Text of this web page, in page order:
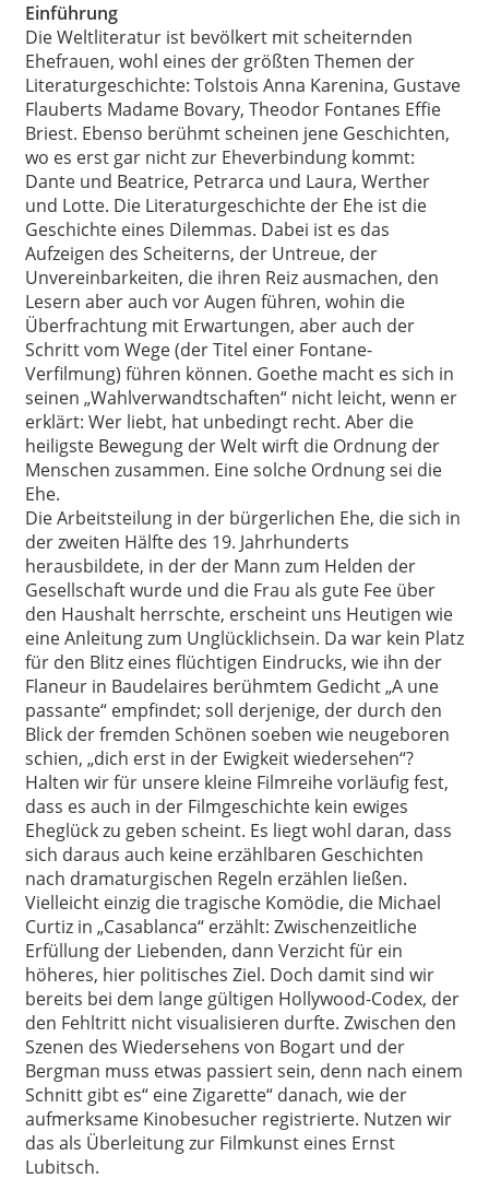
Einführung
Die Weltliteratur ist bevölkert mit scheiternden
Ehefrauen, wohl eines der größten Themen der
Literaturgeschichte: Tolstois Anna Karenina, Gustave
Flauberts Madame Bovary, Theodor Fontanes Effie
Briest. Ebenso berühmt scheinen jene Geschichten,
wo es erst gar nicht zur Eheverbindung kommt:
Dante und Beatrice, Petrarca und Laura, Werther
und Lotte. Die Literaturgeschichte der Ehe ist die
Geschichte eines Dilemmas. Dabei ist es das
Aufzeigen des Scheiterns, der Untreue, der
Unvereinbarkeiten, die ihren Reiz ausmachen, den
Lesern aber auch vor Augen führen, wohin die
Überfrachtung mit Erwartungen, aber auch der
Schritt vom Wege (der Titel einer Fontane-
Verfilmung) führen können. Goethe macht es sich in
seinen „Wahlverwandtschaften“ nicht leicht, wenn er
erklärt: Wer liebt, hat unbedingt recht. Aber die
heiligste Bewegung der Welt wirft die Ordnung der
Menschen zusammen. Eine solche Ordnung sei die
Ehe.
Die Arbeitsteilung in der bürgerlichen Ehe, die sich in
der zweiten Hälfte des 19. Jahrhunderts
herausbildete, in der der Mann zum Helden der
Gesellschaft wurde und die Frau als gute Fee über
den Haushalt herrschte, erscheint uns Heutigen wie
eine Anleitung zum Unglücklichsein. Da war kein Platz
für den Blitz eines flüchtigen Eindrucks, wie ihn der
Flaneur in Baudelaires berühmtem Gedicht „A une
passante“ empfindet; soll derjenige, der durch den
Blick der fremden Schönen soeben wie neugeboren
schien, „dich erst in der Ewigkeit wiedersehen“?
Halten wir für unsere kleine Filmreihe vorläufig fest,
dass es auch in der Filmgeschichte kein ewiges
Eheglück zu geben scheint. Es liegt wohl daran, dass
sich daraus auch keine erzählbaren Geschichten
nach dramaturgischen Regeln erzählen ließen.
Vielleicht einzig die tragische Komödie, die Michael
Curtiz in „Casablanca“ erzählt: Zwischenzeitliche
Erfüllung der Liebenden, dann Verzicht für ein
höheres, hier politisches Ziel. Doch damit sind wir
bereits bei dem lange gültigen Hollywood-Codex, der
den Fehltritt nicht visualisieren durfte. Zwischen den
Szenen des Wiedersehens von Bogart und der
Bergman muss etwas passiert sein, denn nach einem
Schnitt gibt es“ eine Zigarette“ danach, wie der
aufmerksame Kinobesucher registrierte. Nutzen wir
das als Überleitung zur Filmkunst eines Ernst
Lubitsch.